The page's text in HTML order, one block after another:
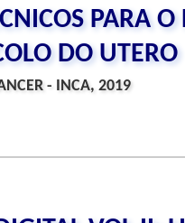
PARA
DO UTERO
- INCA, 2019